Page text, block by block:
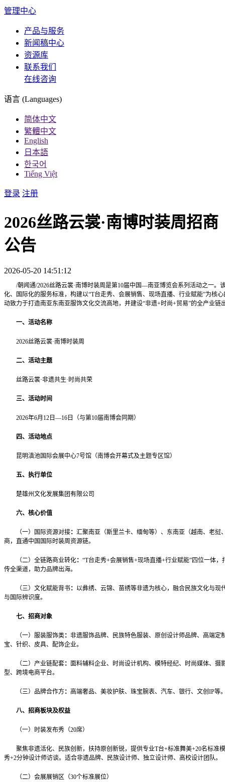
管理中心
产品与服务
新闻稿中心
资源库
联系我们
在线咨询
语言 (Languages)
简体中文
繁體中文
English
日本語
한국어
Tiếng Việt
登录 注册
2026丝路云裳·南博时装周招商
公告
2026-05-20 14:51:12
/朝闻通/2026丝路云裳·南博时装周是第10届中国—南亚博览会系列活动之一。
化、国际化的服务标准，构建以“T台走秀、会展销售、现场直播、行业赋能”为核
动致力于打造南亚东南亚服饰文化交流高地，并建设“非遗+时尚+贸易”的全产业链
一、活动名称
2026丝路云裳·南博时装周
二、活动主题
丝路云裳·非遗共生·时尚共荣
三、活动时间
2026年6月12日—16日（与第10届南博会同期）
四、活动地点
昆明滇池国际会展中心7号馆（南博会开幕式及主题专区馆）
五、执行单位
楚雄州文化发展集团有限公司
六、核心价值
（一）国际资源对接： 汇聚南亚（斯里兰卡、缅甸等）、东南亚（越南、老挝
商，直通中国国际时装周资源链。
（二）全链路商业转化： “T台走秀+会展销售+现场直播+行业赋能”四位一体
传全渠道，助力品牌出海。
（三）文化赋能背书： 以彝绣、云锦、苗绣等非遗为核心，融合民族文化与现
与国际辨识度。
七、招商对象
（一）服装服饰类： 非遗服饰品牌、民族特色服装、原创设计师品牌、高端定
宝、针织、皮具、配饰企业。
（二）产业链配套： 面料辅料企业、时尚设计机构、模特经纪、时尚媒体、摄
型、跨境电商平台。
（三）品牌合作方： 高端奢品、美妆护肤、珠宝腕表、汽车、银行、文创IP等
八、招商板块及权益
（一）时装发布秀（20席）
聚焦非遗活化、民族创新，扶持原创新锐，提供专业T台+标准舞美+20名标准
秀+2分钟设计师访谈。适合非遗品牌、民族设计师、独立设计师、高校设计团队。
（二）会展展销区（30个标准展位）